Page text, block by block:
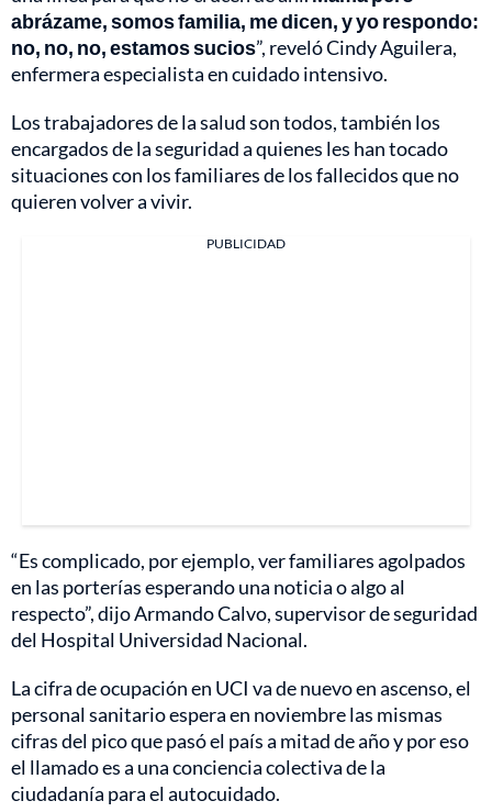
abrázame, somos familia, me dicen, y yo respondo:
no, no, no, estamos sucios”, reveló Cindy Aguilera,
enfermera especialista en cuidado intensivo.
Los trabajadores de la salud son todos, también los
encargados de la seguridad a quienes les han tocado
situaciones con los familiares de los fallecidos que no
quieren volver a vivir.
PUBLICIDAD
“Es complicado, por ejemplo, ver familiares agolpados
en las porterías esperando una noticia o algo al
respecto”, dijo Armando Calvo, supervisor de seguridad
del Hospital Universidad Nacional.
La cifra de ocupación en UCI va de nuevo en ascenso, el
personal sanitario espera en noviembre las mismas
cifras del pico que pasó el país a mitad de año y por eso
el llamado es a una conciencia colectiva de la
ciudadanía para el autocuidado.